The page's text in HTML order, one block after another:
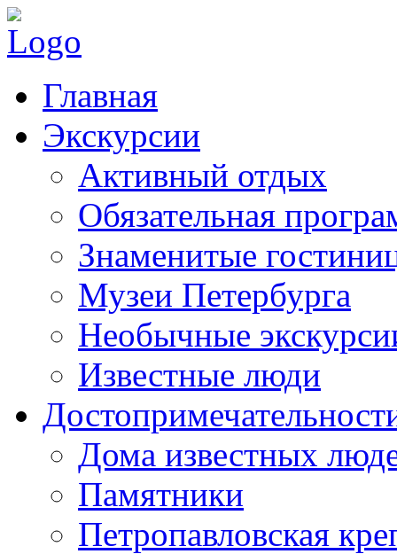
Главная
Экскурсии
Активный отдых
Обязательная
Знаменитые
Музеи Петербурга
Необычные
Известные люди
Дома известных
Памятники
Петропавловская